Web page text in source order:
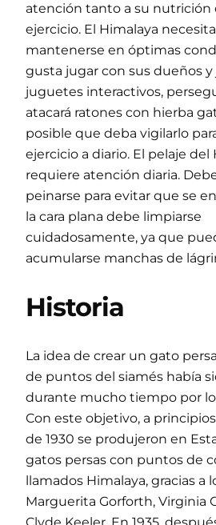
atención tanto a su nutrición
ejercicio. El Himalaya
mantenerse en óptimas
gusta jugar con sus dueños y
juguetes interactivos,
atacará ratones con hierba
posible que deba vigilarlo
ejercicio a diario. El pelaje del
requiere atención diaria.
peinarse para evitar que se
la cara plana debe limpiarse
cuidadosamente, ya que
acumularse manchas de
Historia
La idea de crear un gato
de puntos del siamés había
durante mucho tiempo por
Con este objetivo, a
de 1930 se produjeron en
gatos persas con puntos de
llamados Himalaya, gracias a
Marguerita Gorforth, Virginia